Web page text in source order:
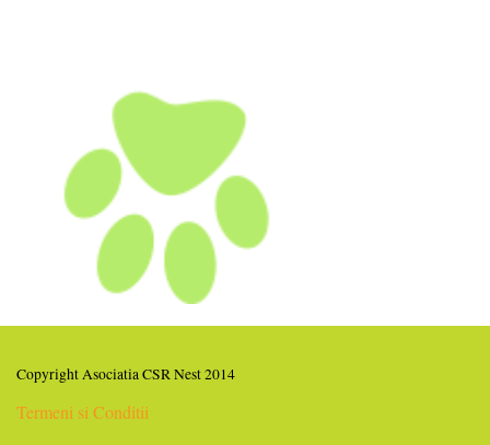
Copyright Asociatia CSR Nest 2014
Termeni si Conditii